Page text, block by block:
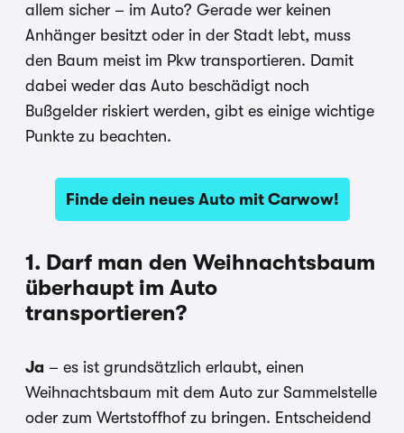
allem sicher – im Auto? Gerade wer keinen
Anhänger besitzt oder in der Stadt lebt, muss
den Baum meist im Pkw transportieren. Damit
dabei weder das Auto beschädigt noch
Bußgelder riskiert werden, gibt es einige wichtige
Punkte zu beachten.
Finde dein neues Auto mit Carwow!
1. Darf man den Weihnachtsbaum
überhaupt im Auto
transportieren?
Ja – es ist grundsätzlich erlaubt, einen
Weihnachtsbaum mit dem Auto zur Sammelstelle
oder zum Wertstoffhof zu bringen. Entscheidend